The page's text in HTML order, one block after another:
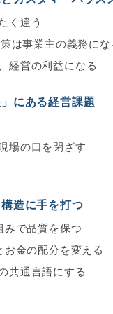
く違う
は事業主の義務にな
経営の利益になる
にある経営課題
場の口を閉ざす
造に手を打つ
で品質を保つ
金の配分を変える
共通言語にする